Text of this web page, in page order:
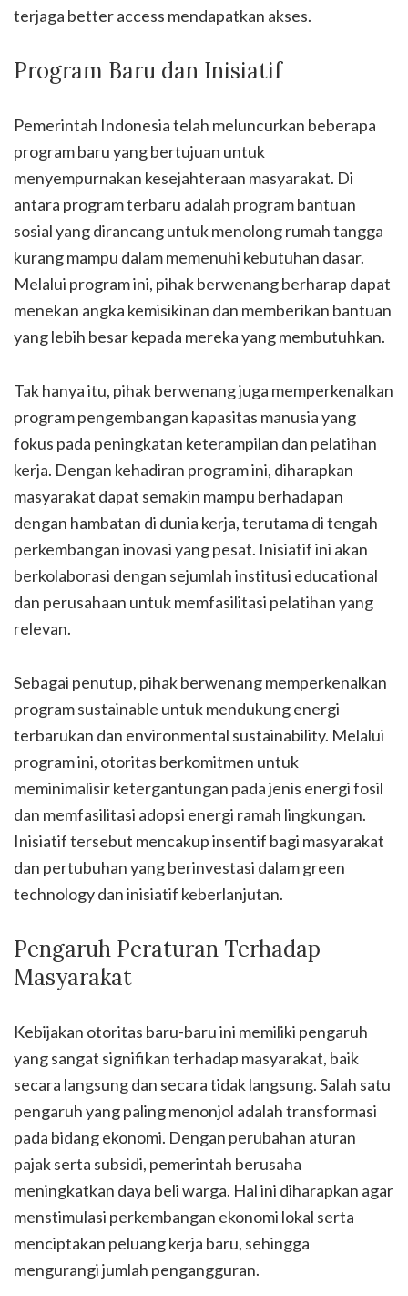
terjaga better access mendapatkan akses.
Program Baru dan Inisiatif
Pemerintah Indonesia telah meluncurkan beberapa
program baru yang bertujuan untuk
menyempurnakan kesejahteraan masyarakat. Di
antara program terbaru adalah program bantuan
sosial yang dirancang untuk menolong rumah tangga
kurang mampu dalam memenuhi kebutuhan dasar.
Melalui program ini, pihak berwenang berharap dapat
menekan angka kemisikinan dan memberikan bantuan
yang lebih besar kepada mereka yang membutuhkan.
Tak hanya itu, pihak berwenang juga memperkenalkan
program pengembangan kapasitas manusia yang
fokus pada peningkatan keterampilan dan pelatihan
kerja. Dengan kehadiran program ini, diharapkan
masyarakat dapat semakin mampu berhadapan
dengan hambatan di dunia kerja, terutama di tengah
perkembangan inovasi yang pesat. Inisiatif ini akan
berkolaborasi dengan sejumlah institusi educational
dan perusahaan untuk memfasilitasi pelatihan yang
relevan.
Sebagai penutup, pihak berwenang memperkenalkan
program sustainable untuk mendukung energi
terbarukan dan environmental sustainability. Melalui
program ini, otoritas berkomitmen untuk
meminimalisir ketergantungan pada jenis energi fosil
dan memfasilitasi adopsi energi ramah lingkungan.
Inisiatif tersebut mencakup insentif bagi masyarakat
dan pertubuhan yang berinvestasi dalam green
technology dan inisiatif keberlanjutan.
Pengaruh Peraturan Terhadap
Masyarakat
Kebijakan otoritas baru-baru ini memiliki pengaruh
yang sangat signifikan terhadap masyarakat, baik
secara langsung dan secara tidak langsung. Salah satu
pengaruh yang paling menonjol adalah transformasi
pada bidang ekonomi. Dengan perubahan aturan
pajak serta subsidi, pemerintah berusaha
meningkatkan daya beli warga. Hal ini diharapkan agar
menstimulasi perkembangan ekonomi lokal serta
menciptakan peluang kerja baru, sehingga
mengurangi jumlah pengangguran.